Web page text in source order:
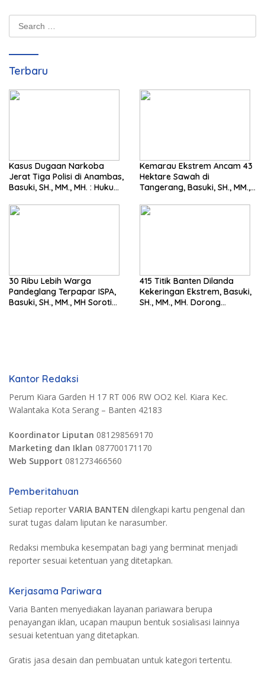
Search
for:
Terbaru
Kasus Dugaan Narkoba
Jerat Tiga Polisi di Anambas,
Basuki, SH., MM., MH. : Hukum
Kemarau Ekstrem Ancam 43
Hektare Sawah di
Tangerang, Basuki, SH., MM.,
Pemerintah
30 Ribu Lebih Warga
Pandeglang Terpapar ISPA,
Basuki, SH., MM., MH Soroti
415 Titik Banten Dilanda
Kekeringan Ekstrem, Basuki,
SH., MM., MH. Dorong
Kantor Redaksi
Perum Kiara Garden H 17 RT 006 RW OO2 Kel. Kiara Kec.
Walantaka Kota Serang – Banten 42183
Koordinator Liputan 081298569170
Marketing dan Iklan 087700171170
Web Support 081273466560
Pemberitahuan
Setiap reporter VARIA BANTEN dilengkapi kartu pengenal dan
surat tugas dalam liputan ke narasumber.
Redaksi membuka kesempatan bagi yang berminat menjadi
reporter sesuai ketentuan yang ditetapkan.
Kerjasama Pariwara
Varia Banten menyediakan layanan pariawara berupa
penayangan iklan, ucapan maupun bentuk sosialisasi lainnya
sesuai ketentuan yang ditetapkan.
Gratis jasa desain dan pembuatan untuk kategori tertentu.